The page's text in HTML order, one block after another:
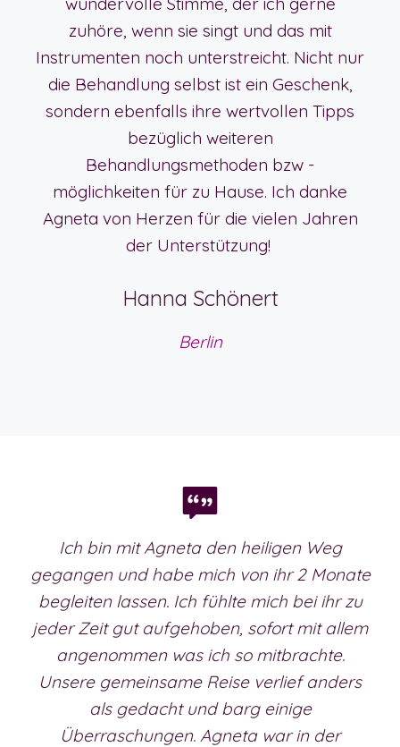
zuhöre, wenn sie singt und das mit
Instrumenten noch unterstreicht. Nicht nur
die Behandlung selbst ist ein Geschenk,
sondern ebenfalls ihre wertvollen Tipps
bezüglich weiteren
Behandlungsmethoden bzw -
möglichkeiten für zu Hause. Ich danke
Agneta von Herzen für die vielen Jahren
der Unterstützung!
Hanna Schönert
Berlin
Ich bin mit Agneta den heiligen Weg
gegangen und habe mich von ihr 2 Monate
begleiten lassen. Ich fühlte mich bei ihr zu
jeder Zeit gut aufgehoben, sofort mit allem
angenommen was ich so mitbrachte.
Unsere gemeinsame Reise verlief anders
als gedacht und barg einige
Überraschungen. Agneta war in der